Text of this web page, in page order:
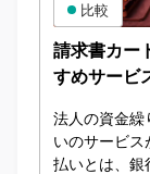
請求書カー
すめサービ
法人の資金繰
いのサービス
払いとは、銀
比較